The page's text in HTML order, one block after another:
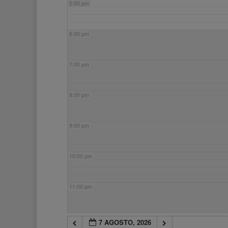
5:00 pm
6:00 pm
7:00 pm
8:00 pm
9:00 pm
10:00 pm
11:00 pm
7 AGOSTO, 2026